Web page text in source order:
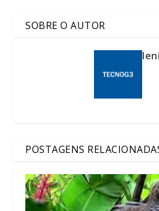
SOBRE O AUTOR
POSTAGENS